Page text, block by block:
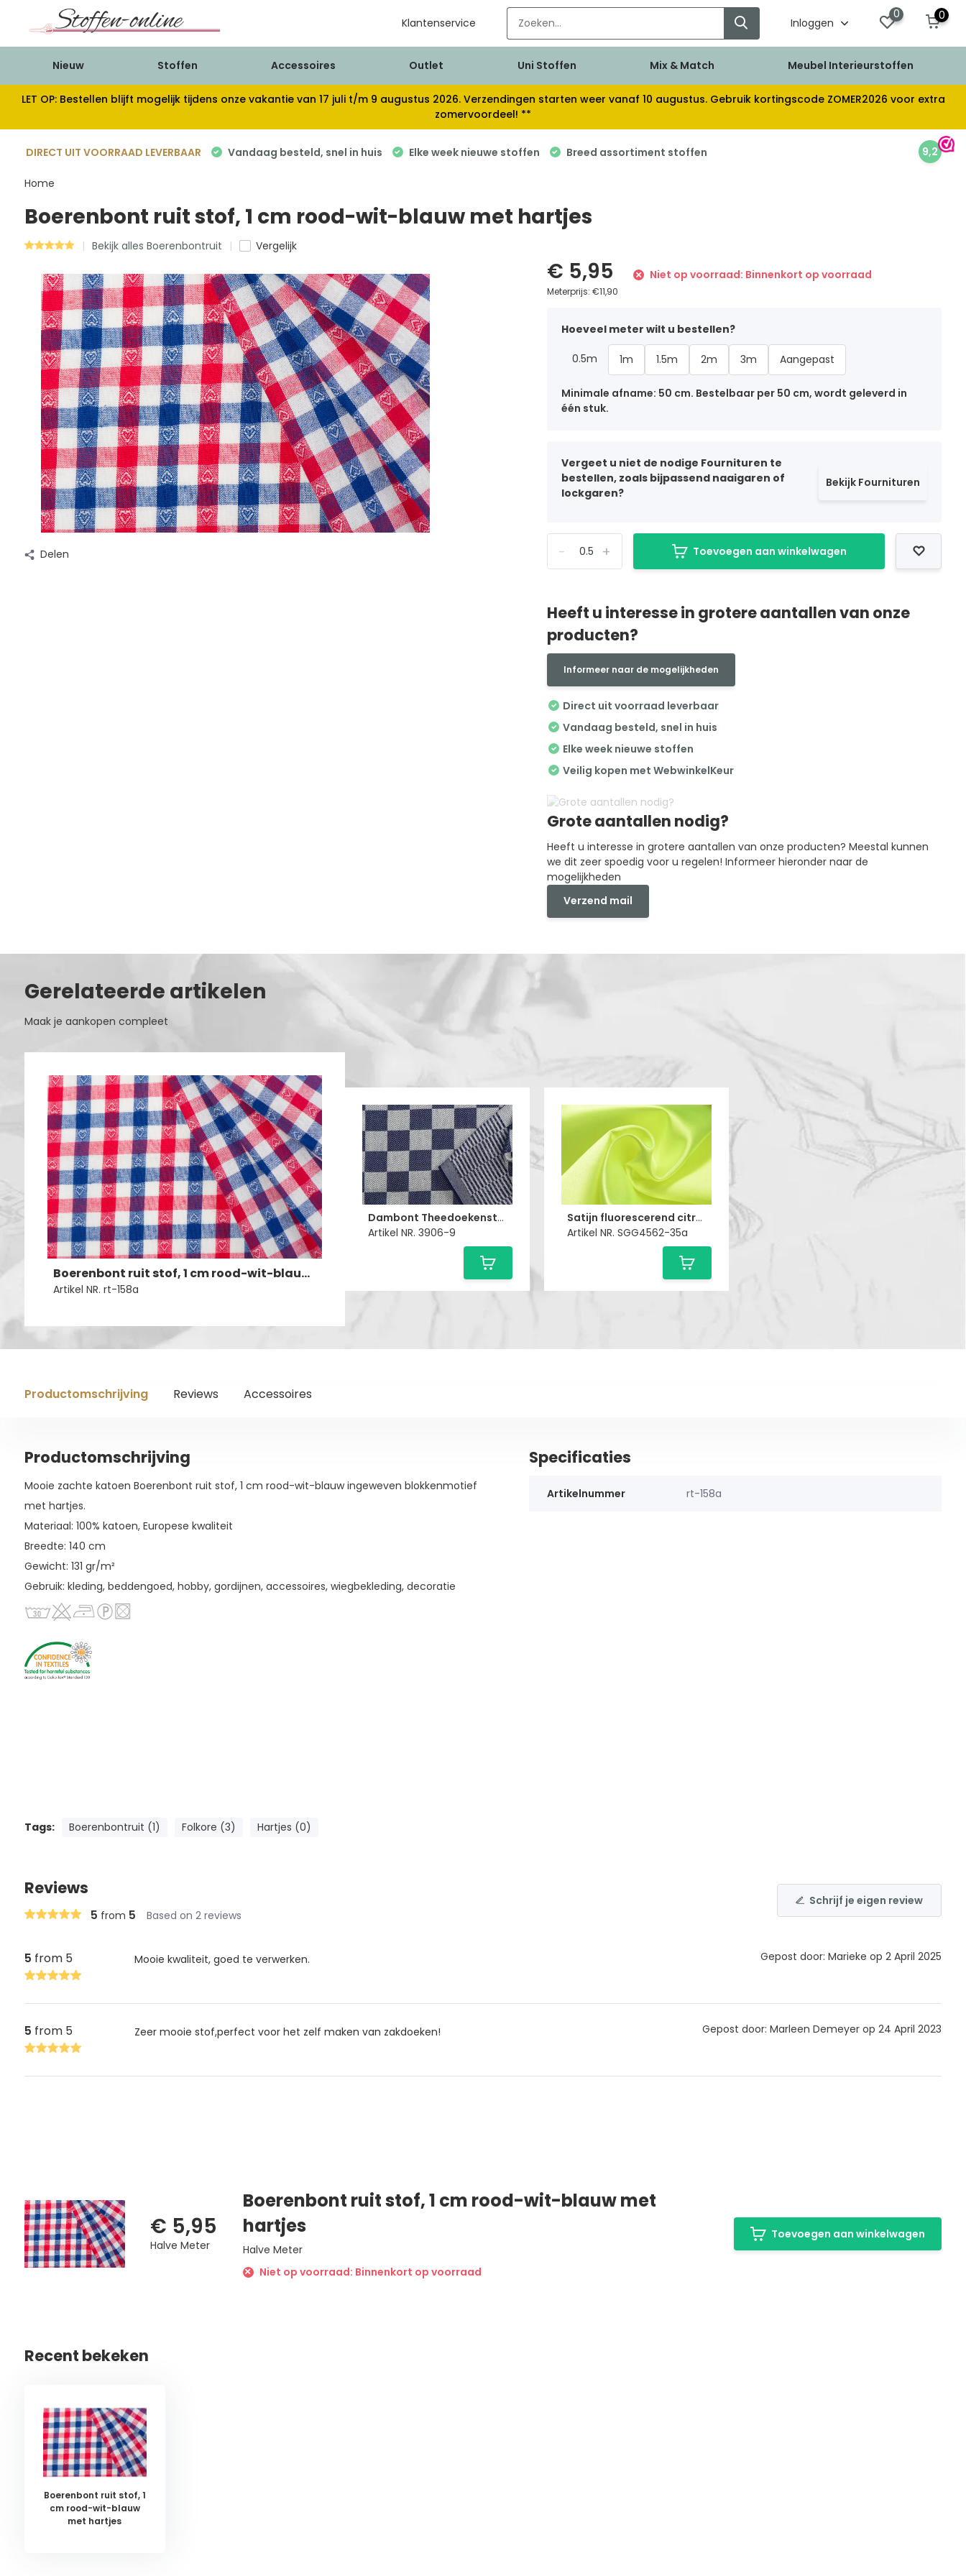
Klantenservice Inloggen
0 0
Nieuw Stoffen Accessoires Outlet Uni Stoffen Mix & Match Meubel Interieurstoffen
LET OP: Bestellen blijft mogelijk tijdens onze vakantie van 17 juli t/m 9 augustus 2026. Verzendingen starten weer vanaf 10 augustus. Gebruik kortingscode ZOMER2026 voor extra
zomervoordeel! **
DIRECT UIT VOORRAAD LEVERBAAR Vandaag besteld, snel in huis Elke week nieuwe stoffen Breed assortiment stoffen 9,2
Home
Boerenbont ruit stof, 1 cm rood-wit-blauw met hartjes
Bekijk alles Boerenbontruit Vergelijk
Delen
€ 5,95 Niet op voorraad: Binnenkort op voorraad
Meterprijs:€11,90
Hoeveel meter wilt u bestellen?
0.5m 1m 1.5m 2m 3m Aangepast
Minimale afname: 50 cm. Bestelbaar per 50 cm, wordt geleverd in
één stuk.
Vergeet u niet de nodige Fournituren te
bestellen, zoals bijpassend naaigaren of
lockgaren?
Bekijk Fournituren
+
- Toevoegen aan winkelwagen
Heeft u interesse in grotere aantallen van onze
producten?
Informeer naar de mogelijkheden
Direct uit voorraad leverbaar
Vandaag besteld, snel in huis
Elke week nieuwe stoffen
Veilig kopen met WebwinkelKeur
Grote aantallen nodig?
Heeft u interesse in grotere aantallen van onze producten? Meestal kunnen
we dit zeer spoedig voor u regelen! Informeer hieronder naar de
mogelijkheden
Verzend mail
Gerelateerde artikelen
Maak je aankopen compleet
Boerenbont ruit stof, 1 cm rood-wit-blauw met hartjes
Artikel NR. rt-158a
Dambont Theedoekenstof Marine
Artikel NR. 3906-9
Satijn fluorescerend citroen geel
Artikel NR. SGG4562-35a
Productomschrijving Reviews Accessoires
Productomschrijving
Mooie zachte katoen Boerenbont ruit stof, 1 cm rood-wit-blauw ingeweven blokkenmotief
met hartjes.
Materiaal: 100% katoen, Europese kwaliteit
Breedte: 140 cm
Gewicht: 131 gr/m²
Gebruik: kleding, beddengoed, hobby, gordijnen, accessoires, wiegbekleding, decoratie
Tags: Boerenbontruit (1) Folkore (3) Hartjes (0)
Specificaties
Artikelnummer rt-158a
Reviews
5 from 5 Based on 2 reviews
Schrijf je eigen review
5 from 5 Mooie kwaliteit, goed te verwerken. Gepost door: Marieke op 2 April 2025
5 from 5 Zeer mooie stof,perfect voor het zelf maken van zakdoeken! Gepost door: Marleen Demeyer op 24 April 2023
€ 5,95
Halve Meter
Boerenbont ruit stof, 1 cm rood-wit-blauw met
hartjes
Halve Meter
Niet op voorraad: Binnenkort op voorraad
Toevoegen aan winkelwagen
Recent bekeken
Boerenbont ruit stof, 1
cm rood-wit-blauw
met hartjes